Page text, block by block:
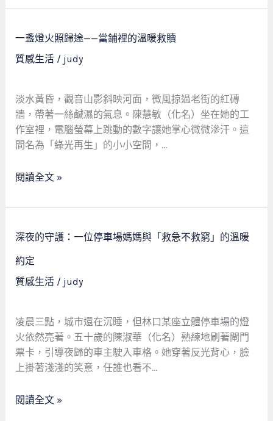
救
的
社
會
全
網：
一
位
空
程
的
義
市
記
一盞燈火照歸途——當鋪裡的溫暖救贖
質感生活/ judy
淡水黃昏，觀音山影斜映河面，微風掠過老街的紅磚
牆，帶著一絲鹹濕的氣息。陳慧敏（化名）坐在她的工
作室裡，電腦螢幕上跳動的數字讓她掌心微微滲汗。這
間名為「綠光再生」的小小空間，…
燈
歸
途
——
當
裡
救
贖
閱讀全文 »
深夜的守護：一位停車場媽媽與「救急不救窮」的溫暖
約定
質感生活/ judy
凌晨三點，城市還在沉睡，但林口某座立體停車場的燈
火依然亮著。五十歲的陳淑華（化名）熟練地刷著閘門
票卡，引導夜歸的車主駛入車格。她穿著反光背心，臉
上掛著淺淺的笑意，任誰也看不…
深
夜
的
守
位
停
車
場
媽
閱讀全文 »